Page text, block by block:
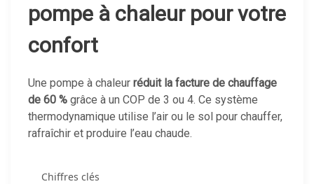
pompe à chaleur pour votre
confort
Une pompe à chaleur réduit la facture de chauffage
de 60 % grâce à un COP de 3 ou 4. Ce système
thermodynamique utilise l’air ou le sol pour chauffer,
rafraîchir et produire l’eau chaude.
Chiffres clés